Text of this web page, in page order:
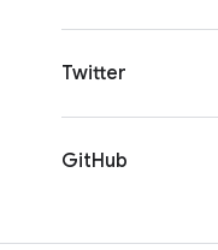
Twitter
GitHub